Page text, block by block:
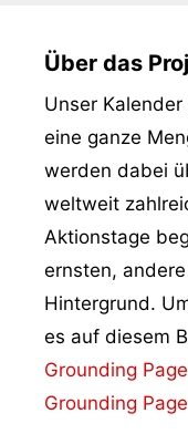
Über das
Unser
eine ganze
werden dabei
weltweit
Aktionstage
ernsten,
Hintergrund.
es auf diesem
Grounding
Grounding